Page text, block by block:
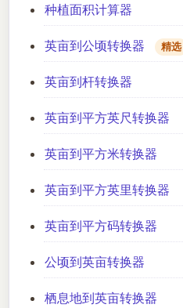
种植面积计算器
英亩到公顷转换器 精选
英亩到杆转换器
英亩到平方英尺转换器
英亩到平方米转换器
英亩到平方英里转换器
英亩到平方码转换器
公顷到英亩转换器
栖息地到英亩转换器